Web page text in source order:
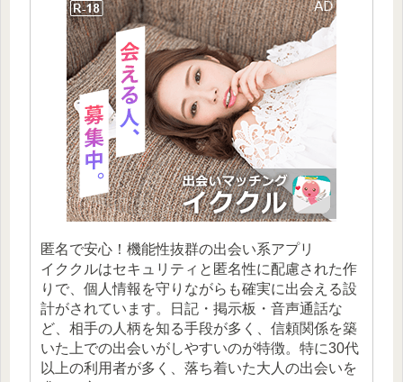
匿名で安心！機能性抜群の出会い系アプリ
イククルはセキュリティと匿名性に配慮された作
りで、個人情報を守りながらも確実に出会える設
計がされています。日記・掲示板・音声通話な
ど、相手の人柄を知る手段が多く、信頼関係を築
いた上での出会いがしやすいのが特徴。特に30代
以上の利用者が多く、落ち着いた大人の出会いを